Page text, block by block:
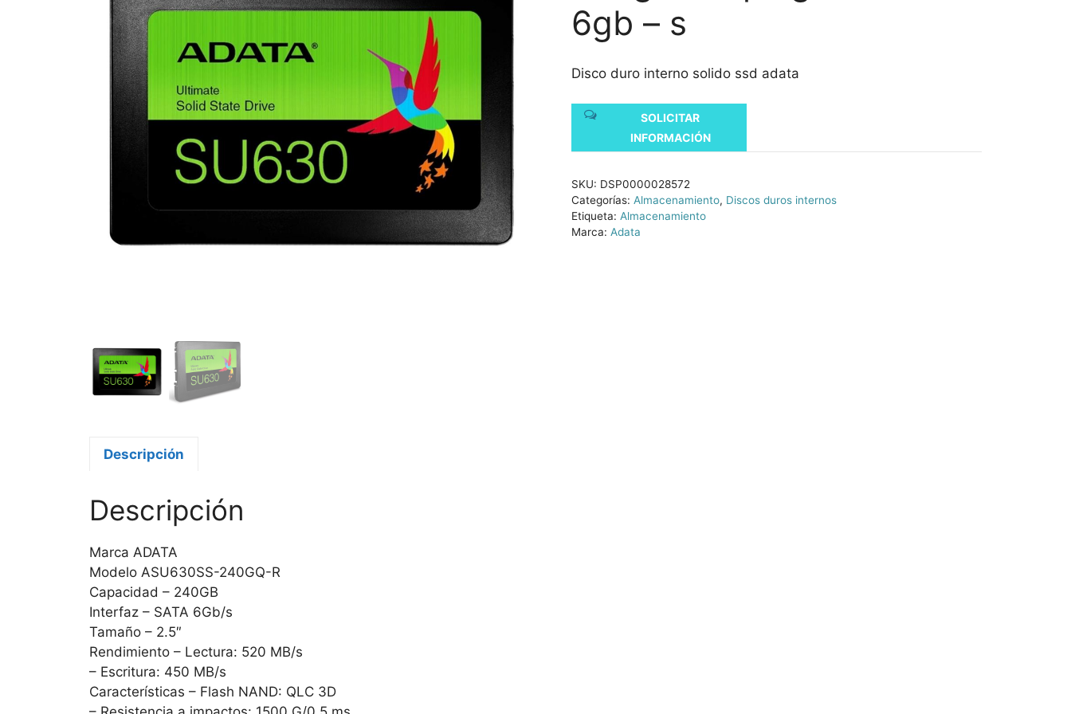
6gb – s
Disco duro interno solido ssd adata
SOLICITAR
INFORMACIÓN
SKU: DSP0000028572
Categorías: Almacenamiento, Discos duros internos
Etiqueta: Almacenamiento
Marca: Adata
Descripción
Descripción
Marca ADATA
Modelo ASU630SS-240GQ-R
Capacidad – 240GB
Interfaz – SATA 6Gb/s
Tamaño – 2.5″
Rendimiento – Lectura: 520 MB/s
– Escritura: 450 MB/s
Características – Flash NAND: QLC 3D